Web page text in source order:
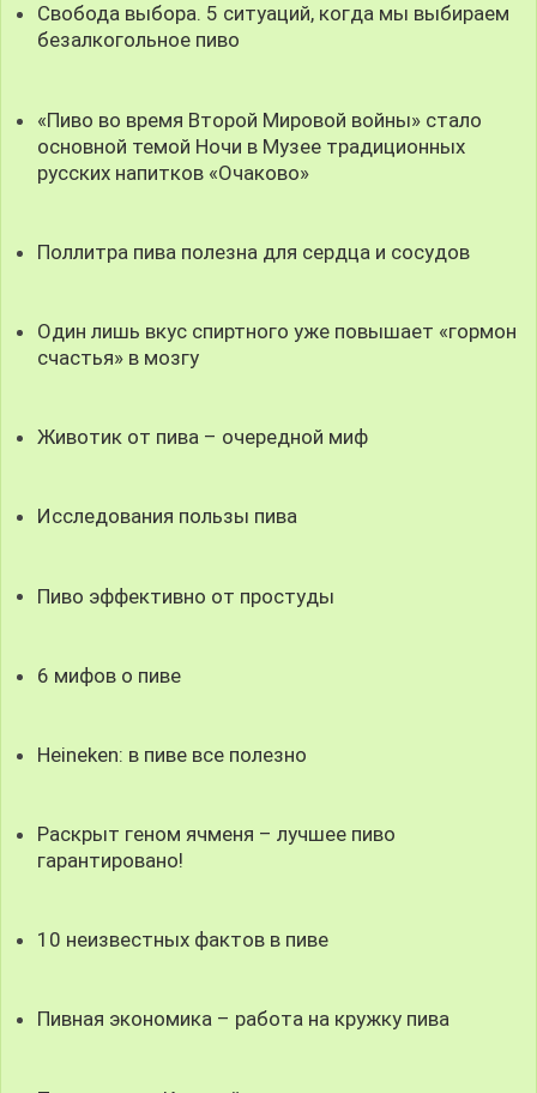
Свобода выбора. 5 ситуаций, когда мы выбираем
безалкогольное пиво
«Пиво во время Второй Мировой войны» стало
основной темой Ночи в Музее традиционных
русских напитков «Очаково»
Поллитра пива полезна для сердца и сосудов
Один лишь вкус спиртного уже повышает «гормон
счастья» в мозгу
Животик от пива – очередной миф
Исследования пользы пива
Пиво эффективно от простуды
6 мифов о пиве
Heineken: в пиве все полезно
Раскрыт геном ячменя – лучшее пиво
гарантировано!
10 неизвестных фактов в пиве
Пивная экономика – работа на кружку пива